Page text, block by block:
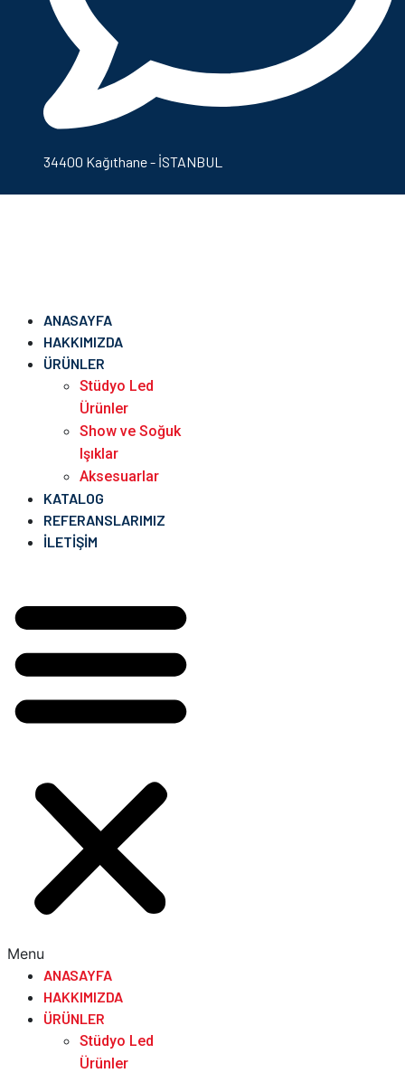
34400 Kağıthane - İSTANBUL
ANASAYFA
HAKKIMIZDA
ÜRÜNLER
Stüdyo Led
Ürünler
Show ve Soğuk
Işıklar
Aksesuarlar
KATALOG
REFERANSLARIMIZ
İLETIŞIM
Menu
ANASAYFA
HAKKIMIZDA
ÜRÜNLER
Stüdyo Led
Ürünler